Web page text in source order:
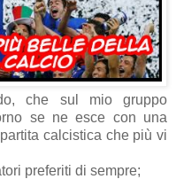
che sul mio gruppo
se ne esce con una
calcistica che più vi
preferiti di sempre;